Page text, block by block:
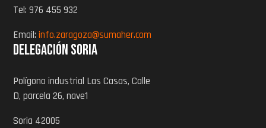
Tel: 976 455 932
Email:info.zaragoza@sumaher.com
Delegación Soria
Polígono industrial Las Casas, Calle
D, parcela 26, nave1
Soria 42005